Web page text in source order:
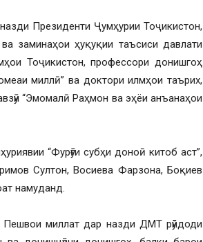
Президенти Ҷумҳурии Тоҷикистон,
заминаҳои ҳуқуқии таъсиси давлати
Тоҷикистон, профессори донишгоҳ
миллӣ” ва доктори илмҳои таърих,
“Эмомалӣ Раҳмон ва эҳёи анъанаҳои
“Фурӯғи субҳи доноӣ китоб аст”,
Султон, Восиева Фарзона, Боқиев
намуданд.
миллат дар назди ДМТ рӯйдоди